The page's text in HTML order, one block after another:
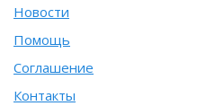
Новости
Помощь
Соглашение
Контакты